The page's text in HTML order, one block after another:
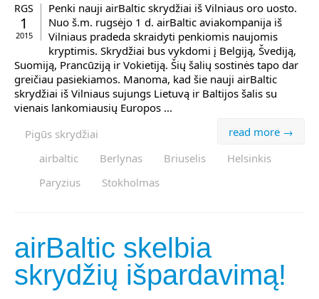
RGS
1
2015
Penki nauji airBaltic skrydžiai iš Vilniaus oro uosto.
Nuo š.m. rugsėjo 1 d. airBaltic aviakompanija iš
Vilniaus pradeda skraidyti penkiomis naujomis
kryptimis. Skrydžiai bus vykdomi į Belgiją, Švediją,
Suomiją, Prancūziją ir Vokietiją. Šių šalių sostinės tapo dar
greičiau pasiekiamos. Manoma, kad šie nauji airBaltic
skrydžiai iš Vilniaus sujungs Lietuvą ir Baltijos šalis su
vienais lankomiausių Europos ...
read more →
Pigūs skrydžiai
airbaltic
Berlynas Briuselis
Helsinkis
Paryzius
Stokholmas
airBaltic skelbia
skrydžių išpardavimą!